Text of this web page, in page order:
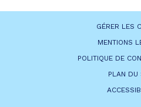
FacebookTwitter
GÉRER LES
MENTIONS
POLITIQUE DE
PLAN DU